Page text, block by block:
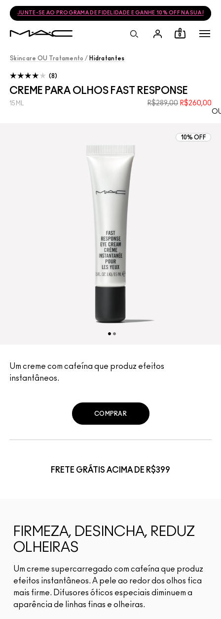
JUNTE-SE AO PROGRAMA DE FIDELIDADE E GANHE 10% OFF NA SUA
0
Skincare OU Tratamento / Hidratantes
CREME PARA OLHOS FAST RESPONSE
R$289,00 R$260,00
15ML
8
10% OFF
Um creme com cafeína que produz efeitos
instantâneos.
COMPRAR
FRETE GRÁTIS ACIMA DE R$399
FIRMEZA, DESINCHA, REDUZ
OLHEIRAS
Um creme supercarregado com cafeína que produz
efeitos instantâneos. A pele ao redor dos olhos fica
mais firme. Difusores óticos especiais diminuem a
aparência de linhas finas e olheiras.